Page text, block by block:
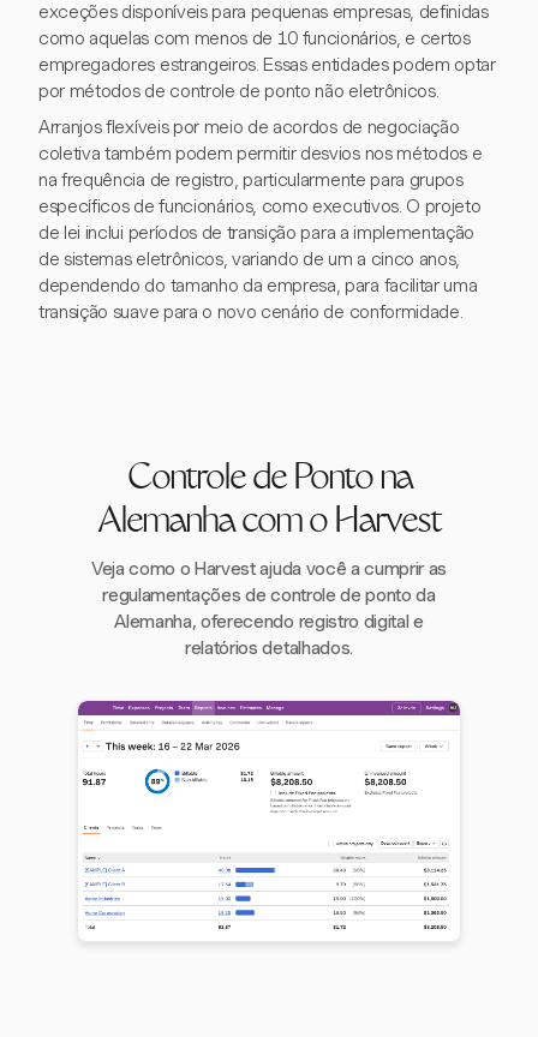
exceções disponíveis para pequenas empresas, definidas
como aquelas com menos de 10 funcionários, e certos
empregadores estrangeiros. Essas entidades podem optar
por métodos de controle de ponto não eletrônicos.
Arranjos flexíveis por meio de acordos de negociação
coletiva também podem permitir desvios nos métodos e
na frequência de registro, particularmente para grupos
específicos de funcionários, como executivos. O projeto
de lei inclui períodos de transição para a implementação
de sistemas eletrônicos, variando de um a cinco anos,
dependendo do tamanho da empresa, para facilitar uma
transição suave para o novo cenário de conformidade.
Controle de Ponto na
Alemanha com o Harvest
Veja como o Harvest ajuda você a cumprir as
regulamentações de controle de ponto da
Alemanha, oferecendo registro digital e
relatórios detalhados.